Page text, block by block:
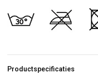
Productspecificaties